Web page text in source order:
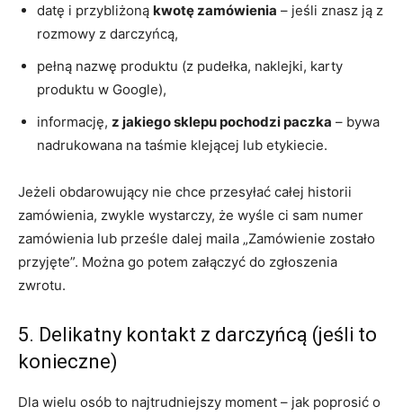
datę i przybliżoną kwotę zamówienia – jeśli znasz ją z
rozmowy z darczyńcą,
pełną nazwę produktu (z pudełka, naklejki, karty
produktu w Google),
informację, z jakiego sklepu pochodzi paczka – bywa
nadrukowana na taśmie klejącej lub etykiecie.
Jeżeli obdarowujący nie chce przesyłać całej historii
zamówienia, zwykle wystarczy, że wyśle ci sam numer
zamówienia lub prześle dalej maila „Zamówienie zostało
przyjęte”. Można go potem załączyć do zgłoszenia
zwrotu.
5. Delikatny kontakt z darczyńcą (jeśli to
konieczne)
Dla wielu osób to najtrudniejszy moment – jak poprosić o